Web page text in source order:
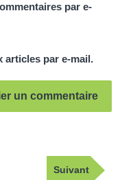
par e-
articles par e-mail.
Article
Suivant